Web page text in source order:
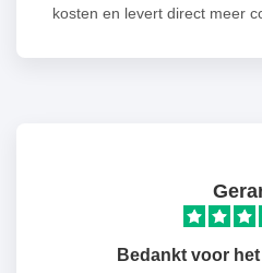
kosten en levert direct meer
Bedankt voor